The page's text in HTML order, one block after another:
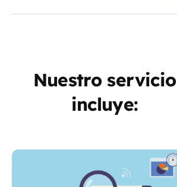
Nuestro servicio
incluye: